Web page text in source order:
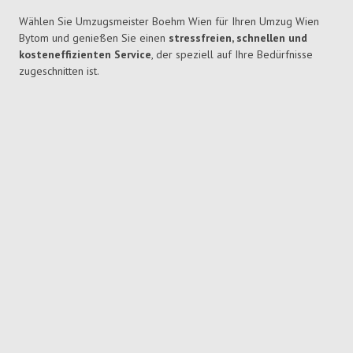
Wählen Sie Umzugsmeister Boehm Wien für Ihren Umzug Wien
Bytom und genießen Sie einen stressfreien, schnellen und
kosteneffizienten Service, der speziell auf Ihre Bedürfnisse
zugeschnitten ist.